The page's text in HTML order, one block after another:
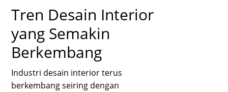
Tren Desain Interior
yang Semakin
Berkembang
Industri desain interior terus
berkembang seiring dengan